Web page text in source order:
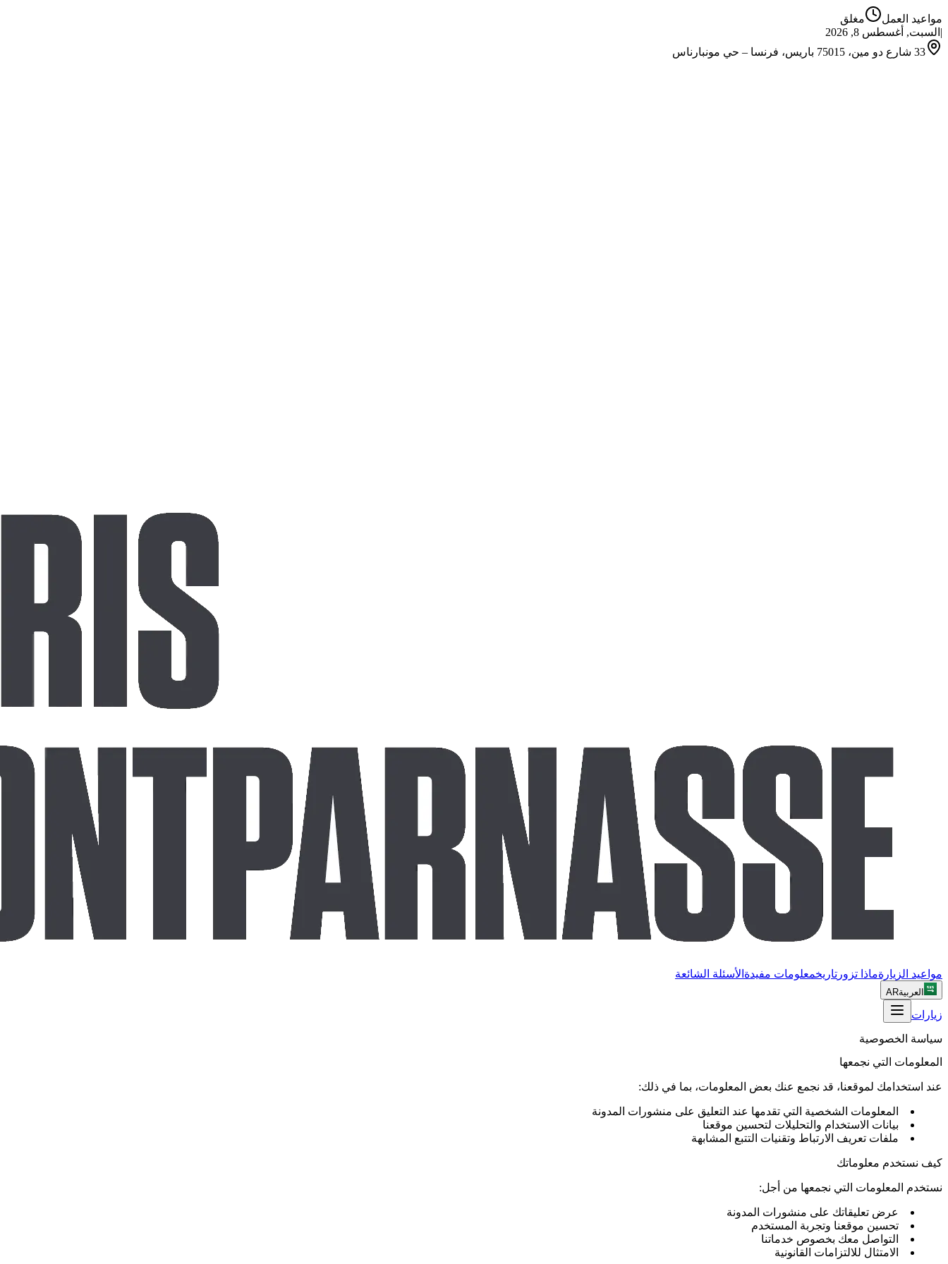
مواعيد العمل
مغلق
| السبت, أغسطس 8, 2026
33 شارع دو مين، 75015 باريس، فرنسا – حي مونبارناس
مواعيد الزيارةماذا تزور تاريخمعلومات مفيدة الأسئلة الشائعة
العربيةAR
زيارات
سياسة الخصوصية
المعلومات التي نجمعها
عند استخدامك لموقعنا، قد نجمع عنك بعض المعلومات، بما في ذلك:
المعلومات الشخصية التي تقدمها عند التعليق على منشورات المدونة
بيانات الاستخدام والتحليلات لتحسين موقعنا
ملفات تعريف الارتباط وتقنيات التتبع المشابهة
كيف نستخدم معلوماتك
نستخدم المعلومات التي نجمعها من أجل:
عرض تعليقاتك على منشورات المدونة
تحسين موقعنا وتجربة المستخدم
التواصل معك بخصوص خدماتنا
الامتثال للالتزامات القانونية